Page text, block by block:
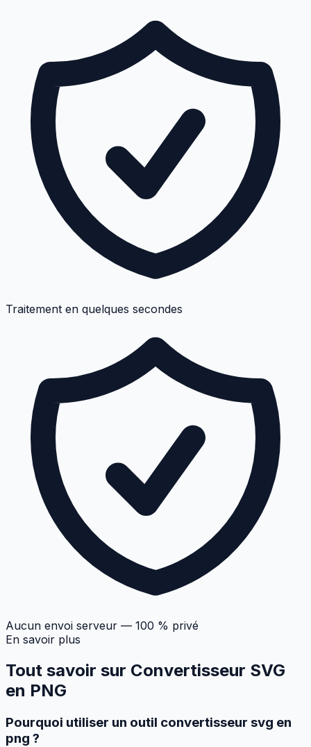
Traitement en quelques secondes
Aucun envoi serveur — 100 % privé
En savoir plus
Tout savoir sur Convertisseur SVG
en PNG
Pourquoi utiliser un outil convertisseur svg en
png ?